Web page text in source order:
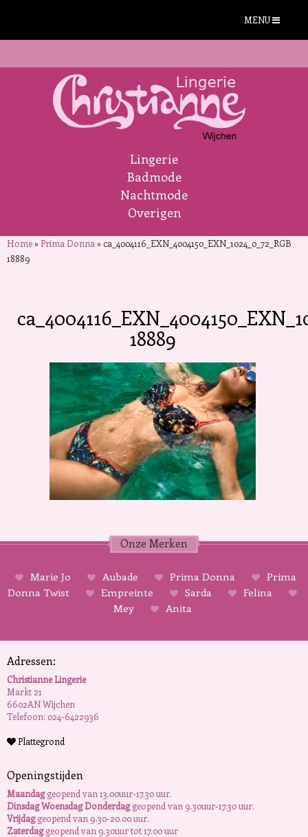
MENU
Lingerie
Badmode
Nachtmode
Overigen
Home»Prima Donna »ca_4004116_EXN_4004150_EXN_1024_0_72_RGB
18889
18889
Onze Merken
Marie Jo Aubade Prima Donna
Prima
Donna Twist
Empreinte Sarda
Felina
Mey
Anita
Adressen:
Christianne Lingerie
Markt 21
6602AN Wijchen
Telefoon: 024-6422936
Plattegrond
Openingstijden
Maandaggeopend van 13.00uur-17.30 uur.
Dinsdag Woensdag Donderdaggeopend van 9.30uur-17.30 uur.
Vrijdaggeopend van 9.30-20.00 uur.
Zaterdaggeopend van 9.30uur tot 17.00 uur